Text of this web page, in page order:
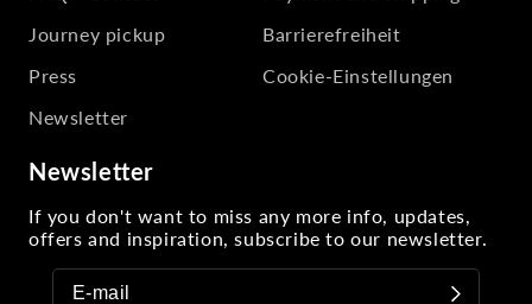
Journey pickup
Press
Newsletter
Barrierefreiheit
Cookie-Einstellungen
Newsletter
If you don't want to miss any more info, updates,
offers and inspiration, subscribe to our newsletter.